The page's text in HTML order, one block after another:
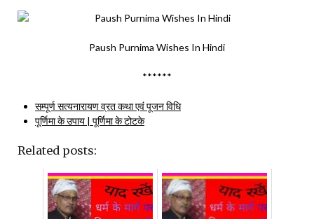
Paush Purnima Wishes In Hindi
******
सम्पूर्ण सत्यनारायण व्रत कथा एवं पूजन विधि
पूर्णिमा के उपाय | पूर्णिमा के टोटके
Related posts: